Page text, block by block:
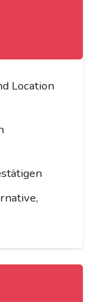
Location